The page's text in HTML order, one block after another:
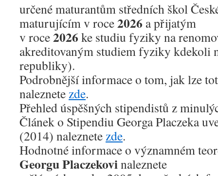
určené maturantům středních škol
maturujícím v roce2026 a přijatým
v roce2026 ke studiu fyziky na
akreditovaným studiem fyziky kdekoli
republiky).
Podrobnější informace o tom, jak lze
naleznetezde.
Přehled úspěšných stipendistů z
Článek o Stipendiu Georga Placzeka
(2014) naleznetezde.
Hodnotné informace o významném
Georgu Placzekovinaleznete